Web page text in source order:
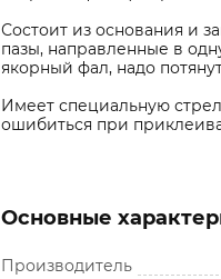
Состоит из основания и
пазы, направленные в
якорный фал, надо
Имеет специальную
ошибиться при
Основные
Производитель